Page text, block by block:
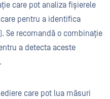
care pot analiza fișierele
pentru a identifica
Se recomandă o combinație
a detecta aceste
care pot lua măsuri